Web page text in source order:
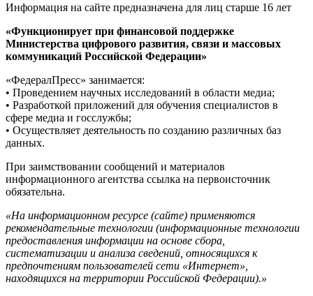
Информация на сайте предназначена для лиц старше 16 лет
«Функционирует при финансовой поддержке
Министерства цифрового развития, связи и массовых
коммуникаций Российской Федерации»
«ФедералПресс» занимается:
• Проведением научных исследований в области медиа;
• Разработкой приложений для обучения специалистов в
сфере медиа и госслужбы;
• Осуществляет деятельность по созданию различных баз
данных.
При заимствовании сообщений и материалов
информационного агентства ссылка на первоисточник
обязательна.
«На информационном ресурсе (сайте) применяются
рекомендательные технологии (информационные технологии
предоставления информации на основе сбора,
систематизации и анализа сведений, относящихся к
предпочтениям пользователей сети «Интернет»,
находящихся на территории Российской Федерации).»